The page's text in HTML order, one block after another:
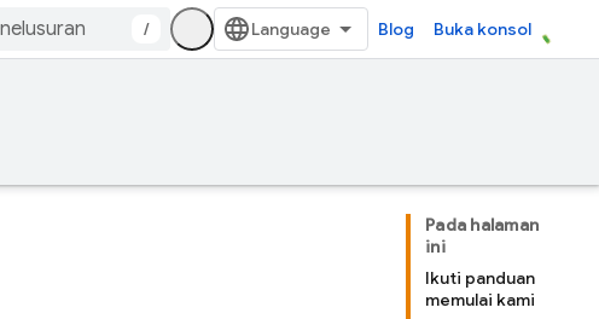
/ Blog Buka konsol
Pada halaman
ini
Ikuti panduan
memulai kami